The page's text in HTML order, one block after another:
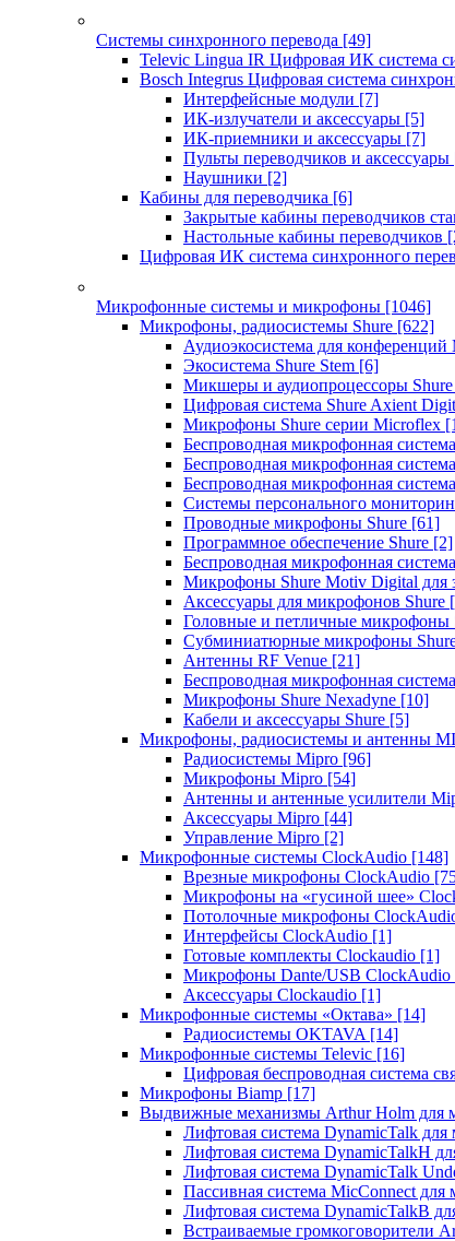
Системы синхронного перевода [49]
Televic Lingua IR Цифровая ИК система
Bosch Integrus Цифровая система
Интерфейсные модули [7]
ИК-излучатели и аксессуары [5]
ИК-приемники и аксессуары [7]
Пульты переводчиков и аксессуары
Наушники [2]
Кабины для переводчика [6]
Закрытые кабины переводчиков
Настольные кабины переводчиков
Цифровая ИК система синхронного
Микрофонные системы и микрофоны [1046]
Микрофоны, радиосистемы Shure [622]
Аудиоэкосистема для конференций
Экосистема Shure Stem [6]
Микшеры и аудиопроцессоры Shure
Цифровая система Shure Axient
Микрофоны Shure серии Microflex
Беспроводная микрофонная
Беспроводная микрофонная
Беспроводная микрофонная
Системы персонального
Проводные микрофоны Shure [61]
Программное обеспечение Shure [2]
Беспроводная микрофонная
Микрофоны Shure Motiv Digital для
Аксессуары для микрофонов Shure
Головные и петличные микрофоны
Субминиатюрные микрофоны
Антенны RF Venue [21]
Беспроводная микрофонная
Микрофоны Shure Nexadyne [10]
Кабели и аксессуары Shure [5]
Микрофоны, радиосистемы и антенны
Радиосистемы Mipro [96]
Микрофоны Mipro [54]
Антенны и антенные усилители
Аксессуары Mipro [44]
Управление Mipro [2]
Микрофонные системы ClockAudio [148]
Врезные микрофоны ClockAudio
Микрофоны на «гусиной шее»
Потолочные микрофоны
Интерфейсы ClockAudio [1]
Готовые комплекты Clockaudio [1]
Микрофоны Dante/USB ClockAudio
Аксессуары Clockaudio [1]
Микрофонные системы «Октава» [14]
Радиосистемы OKTAVA [14]
Микрофонные системы Televic [16]
Цифровая беспроводная система
Микрофоны Biamp [17]
Выдвижные механизмы Arthur Holm для
Лифтовая система DynamicTalk для
Лифтовая система DynamicTalkH
Лифтовая система DynamicTalk
Пассивная система MicConnect для
Лифтовая система DynamicTalkB
Встраиваемые громкоговорители